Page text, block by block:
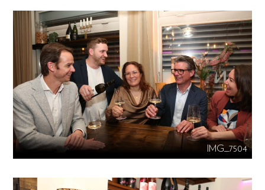
IMG_7504